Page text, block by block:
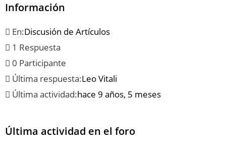
Información
En:Discusión de Artículos
1 Respuesta
0 Participante
Última respuesta:Leo Vitali
Última actividad:hace 9 años, 5 meses
Última actividad en el foro